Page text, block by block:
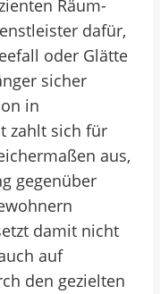
Räum-
dafür,
oder Glätte
sicher
in
zahlt sich für
aus,
gegenüber
damit nicht
auf
den gezielten